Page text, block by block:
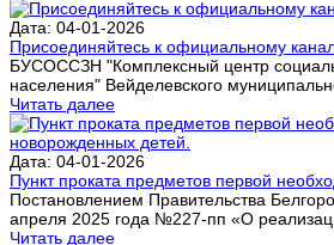
Дата: 04-01-2026
Присоединяйтесь к официальному
БУСОССЗН "Комплексный центр
населения" Вейделевского
Читать далее
Дата: 04-01-2026
Пункт проката предметов первой
Постановлением Правительства
апреля 2025 года №227-пп «О
Читать далее